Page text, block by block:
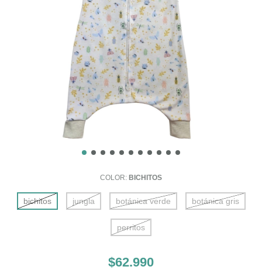
COLOR: BICHITOS
bichitos jungla botánica verde botánica gris
perritos
$62.990